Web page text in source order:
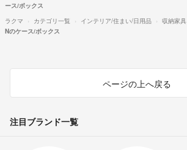
ース/ボックス
ラクマ
カテゴリ一覧 インテリア/住まい/日用品 収納家具
Nのケース/ボックス
ページの上へ戻る
注目ブランド一覧